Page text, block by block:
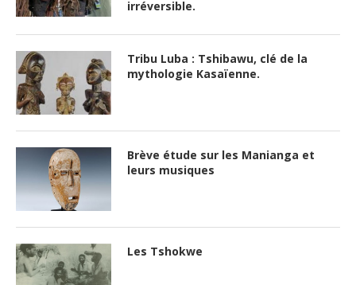
irréversible.
Tribu Luba : Tshibawu, clé de la
mythologie Kasaïenne.
Brève étude sur les Manianga et
leurs musiques
Les Tshokwe